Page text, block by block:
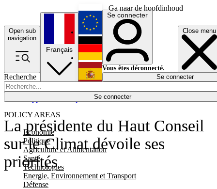
Ga naar de hoofdinhoud
Open sub
navigation
Close menu
Recherche
Se connecter
POLICY AREAS
Economie
Politique
Agriculture et Alimentation
Santé
Technologies
Energie, Environnement et Transport
Défense
Économie
Français
English
Deutsch
Español
Se connecter
Vous êtes déconnecté.
Se connecter
La présidente du Haut Conseil
sur le Climat dévoile ses
priorités